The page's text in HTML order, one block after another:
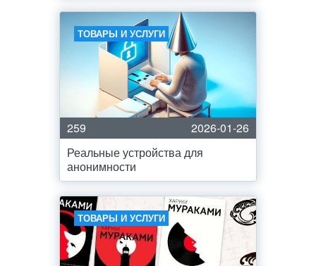
ТОВАРЫ И УСЛУГИ
259
2026-01-26
Реальные устройства для
анонимности
ТОВАРЫ И УСЛУГИ